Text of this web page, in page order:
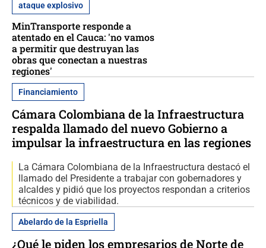
ataque explosivo
MinTransporte responde a
atentado en el Cauca: 'no vamos
a permitir que destruyan las
obras que conectan a nuestras
regiones'
Financiamiento
Cámara Colombiana de la Infraestructura
respalda llamado del nuevo Gobierno a
impulsar la infraestructura en las regiones
La Cámara Colombiana de la Infraestructura destacó el
llamado del Presidente a trabajar con gobernadores y
alcaldes y pidió que los proyectos respondan a criterios
técnicos y de viabilidad.
Abelardo de la Espriella
¿Qué le piden los empresarios de Norte de